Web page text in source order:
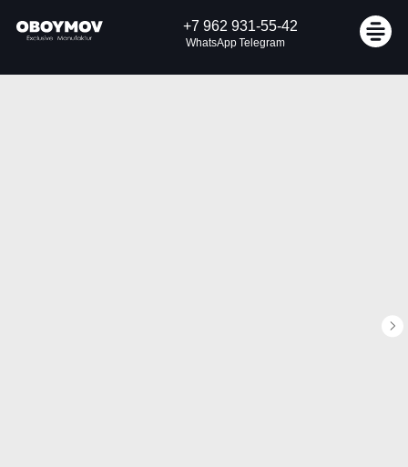
Узнать стоимость
+7 962 931-55-42
WhatsAppTelegram